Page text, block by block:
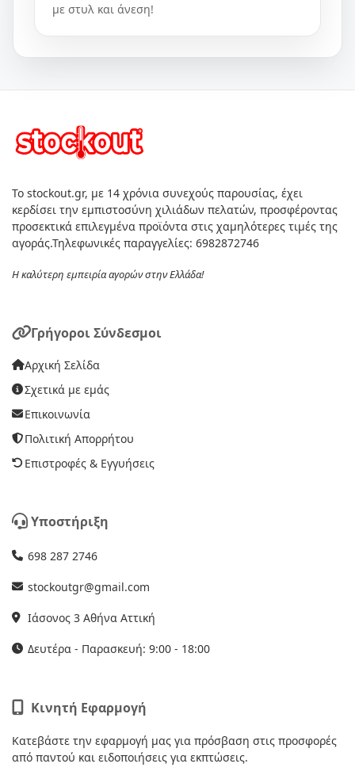
με στυλ και άνεση!
Το stockout.gr, με 14 χρόνια συνεχούς παρουσίας, έχει
κερδίσει την εμπιστοσύνη χιλιάδων πελατών, προσφέροντας
προσεκτικά επιλεγμένα προϊόντα στις χαμηλότερες τιμές της
αγοράς.Τηλεφωνικές παραγγελίες: 6982872746
Η καλύτερη εμπειρία αγορών στην Ελλάδα!
Γρήγοροι Σύνδεσμοι
Αρχική Σελίδα
Σχετικά με εμάς
Επικοινωνία
Πολιτική Απορρήτου
Επιστροφές & Εγγυήσεις
Υποστήριξη
698 287 2746
stockoutgr@gmail.com
Ιάσονος 3 Αθήνα Αττική
Δευτέρα - Παρασκευή: 9:00 - 18:00
Κινητή Εφαρμογή
Κατεβάστε την εφαρμογή μας για πρόσβαση στις προσφορές
από παντού και ειδοποιήσεις για εκπτώσεις.